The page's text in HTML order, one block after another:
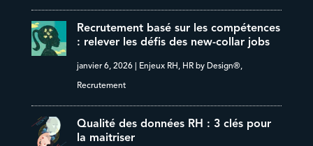
Recrutement basé sur les compétences
: relever les défis des new-collar jobs
janvier 6, 2026| Enjeux RH HR by Design®,
Recrutement
Qualité des données RH : 3 clés pour
la maitriser